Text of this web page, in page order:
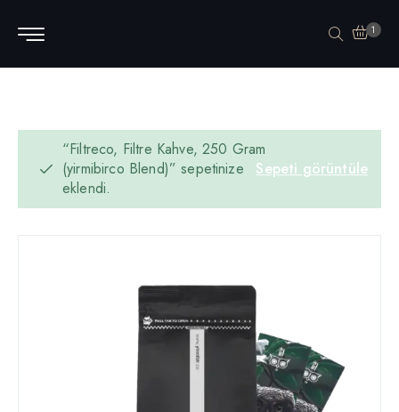
1
Sepeti görüntüle
“Filtreco, Filtre Kahve, 250 Gram
(yirmibirco Blend)” sepetinize
eklendi.